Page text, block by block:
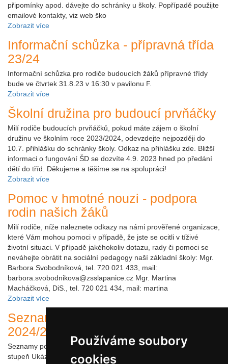
Používáme soubory
cookies
připomínky apod. dávejte do schránky u školy. Popřípadě použijte
emailové kontakty, viz web ško
Zobrazit více
Informační schůzka - přípravná třída
23/24
Informační schůzka pro rodiče budoucích žáků přípravné třídy
bude ve čtvrtek 31.8.23 v 16:30 v pavilonu F.
Zobrazit více
Školní družina pro budoucí prvňáčky
Milí rodiče budoucích prvňáčků, pokud máte zájem o školní
družinu ve školním roce 2023/2024, odevzdejte nejpozději do
10.7. přihlášku do schránky školy. Odkaz na přihlášku zde. Bližší
informaci o fungování ŠD se dozvíte 4.9. 2023 hned po předání
dětí do tříd. Děkujeme a těšíme se na spolupráci!
Zobrazit více
Pomoc v hmotné nouzi - podpora
rodin našich žáků
Milí rodiče, níže naleznete odkazy na námi prověřené organizace,
které Vám mohou pomoci v případě, že jste se ocitli v tíživé
životní situaci. V případě jakéhokoliv dotazu, rady či pomoci se
neváhejte obrátit na sociální pedagogy naší základní školy: Mgr.
Barbora Svobodníková, tel. 720 021 433, mail:
barbora.svobodnikova@zsslapanice.cz Mgr. Martina
Macháčková, DiS., tel. 720 021 434, mail: martina
Zobrazit více
Seznam pomůcek pro školní rok
2024/25
Seznamy pomůcek pro 1. stupeň Seznamy pomůcek pro 2.
stupeň Ukázka rýsovacích potřeb pro 2. stupeň Informace pro